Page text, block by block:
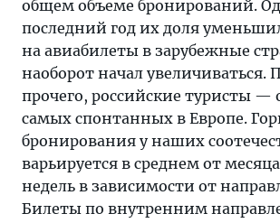
общем объеме бронирований.
последний год их доля
на авиабилеты в зарубежные
наоборот начал увеличиваться.
прочего, российские туристы —
самых спонтанных в Европе.
бронирования у наших
варьируется в среднем от
недель в зависимости от
Билеты по внутренним